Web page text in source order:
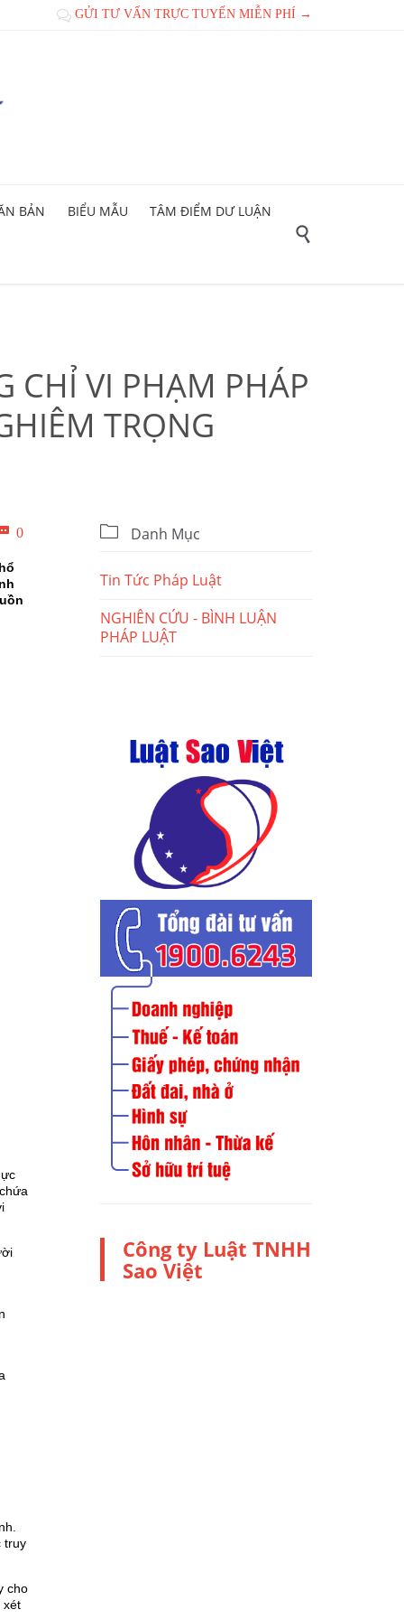
 GỬI TƯ VẤN TRỰC TUYẾN MIỄN PHÍ →
BẢN BIỂU MẪU TÂM ĐIỂM DƯ LUẬN

CHỈ VI PHẠM PHÁP
TRỌNG
0Bình
truy
cho
xét
 Danh Mục
Tin Tức Pháp Luật
NGHIÊN CỨU - BÌNH LUẬN
PHÁP LUẬT
Công ty Luật TNHH
Sao Việt